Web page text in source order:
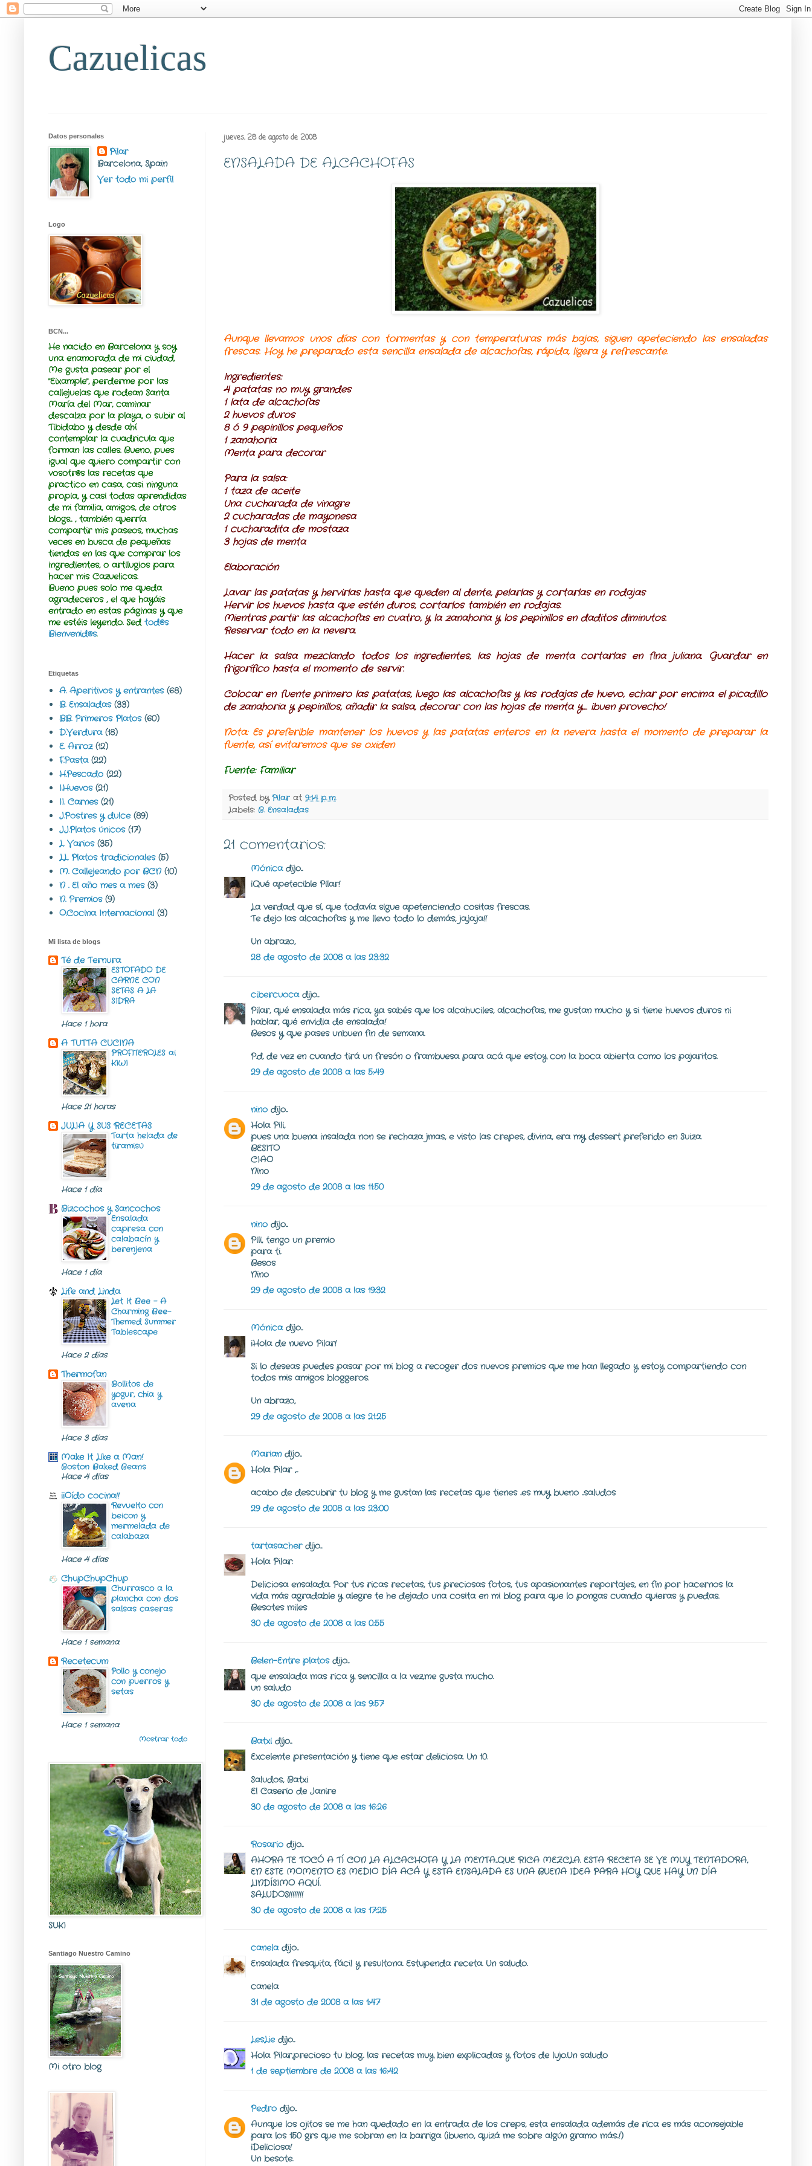
Cazuelicas
jueves, 28 de agosto de 2008
ENSALADA DE ALCACHOFAS
Aunque llevamos unos días con tormentas y con temperaturas más bajas, siguen apeteciendo las ensaladas
frescas. Hoy he preparado esta sencilla ensalada de alcachofas, rápida, ligera y refrescante.
Ingredientes:
4 patatas no muy grandes
1 lata de alcachofas
2 huevos duros
8 ó 9 pepinillos pequeños
1 zanahoria
Menta para decorar
Para la salsa:
1 taza de aceite
Una cucharada de vinagre
2 cucharadas de mayonesa
1 cucharadita de mostaza
3 hojas de menta
Elaboración
Lavar las patatas y hervirlas hasta que queden al dente, pelarlas y cortarlas en rodajas
Hervir los huevos hasta que estén duros, cortarlos también en rodajas.
Mientras partir las alcachofas en cuatro, y la zanahoria y los pepinillos en daditos diminutos.
Reservar todo en la nevera.
Hacer la salsa mezclando todos los ingredientes, las hojas de menta cortarlas en fina juliana. Guardar en
frigorífico hasta el momento de servir.
Colocar en fuente primero las patatas, luego las alcachofas y las rodajas de huevo, echar por encima el picadillo
de zanahoria y pepinillos, añadir la salsa, decorar con las hojas de menta y…. ¡buen provecho!
Nota:Es preferible mantener los huevos y las patatas enteros en la nevera hasta el momento de preparar la
fuente, así evitaremos que se oxiden
Fuente:Familiar
Posted byPilar at 9:14 p. m.
Labels: B. Ensaladas
21 comentarios:
Mónicadijo...
¡Qué apetecible Pilar!
La verdad que sí, que todavía sigue apetenciendo cositas frescas.
Te dejo las alcachofas y me llevo todo lo demás, ja,ja,ja!!
Un abrazo,
28 de agosto de 2008 a las 23:32
cibercuocadijo...
Pilar, qué ensalada más rica, ya sabés que los alcahuciles, alcachofas, me gustan mucho y si tiene huevos duros ni
hablar, qué envidia de ensalada!
Besos y que pases unbuen fin de semana.
P.d. de vez en cuando tirá un fresón o frambuesa para acá que estoy con la boca abierta como los pajaritos.
29 de agosto de 2008 a las 5:49
nino dijo...
Hola Pili,
pues una buena insalada non se rechaza jmas, e visto las crepes, divina, era my dessert preferido en Suiza.
BESITO
CIAO
Nino
29 de agosto de 2008 a las 11:50
nino dijo...
Pili, tengo un premio
para ti.
Besos
Nino
29 de agosto de 2008 a las 19:32
Mónicadijo...
¡Hola de nuevo Pilar!
Si lo deseas puedes pasar por mi blog a recoger dos nuevos premios que me han llegado y estoy compartiendo con
todos mis amigos bloggeros.
Un abrazo,
29 de agosto de 2008 a las 21:25
Mariandijo...
Hola Pilar ,...
acabo de descubrir tu blog y me gustan las recetas que tienes ..es muy bueno ...saludos
29 de agosto de 2008 a las 23:00
tartasacherdijo...
Hola Pilar:
Deliciosa ensalada. Por tus ricas recetas, tus preciosas fotos, tus apasionantes reportajes, en fin por hacernos la
vida más agradable y alegre te he dejado una cosita en mi blog para que lo pongas cuando quieras y puedas.
Besotes miles
30 de agosto de 2008 a las 0:55
Belen-Entre platosdijo...
que ensalada mas rica y sencilla a la vez,me gusta mucho.
un saludo
30 de agosto de 2008 a las 9:57
Batxi dijo...
Excelente presentación y tiene que estar deliciosa. Un 10.
Saludos, Batxi
El Caserio de Janire
30 de agosto de 2008 a las 16:26
Rosario dijo...
AHORA TE TOCÓ A TÍ CON LA ALCACHOFA Y LA MENTA...QUE RICA MEZCLA. ESTA RECETA SE VE MUY TENTADORA,
EN ESTE MOMENTO ES MEDIO DÍA ACÁ Y ESTA ENSALADA ES UNA BUENA IDEA PARA HOY QUE HAY UN DÍA
LINDÍSIMO AQUÍ.
SALUDOS!!!!!!!!
30 de agosto de 2008 a las 17:25
caneladijo...
Ensalada fresquita, fácil y resultona. Estupenda receta. Un saludo.
canela
31 de agosto de 2008 a las 1:47
LesLiedijo...
Hola Pilar,precioso tu blog.. las recetas muy bien explicadas y fotos de lujo.Un saludo
1 de septiembre de 2008 a las 16:42
Pedro dijo...
Aunque los ojitos se me han quedado en la entrada de los creps, esta ensalada además de rica es más aconsejable
para los 150 grs que me sobran en la barriga (¡bueno, quizá me sobre algún gramo más...!)
¡Deliciosa!
Un besote.
Datos personales
Pilar
Barcelona, Spain
Ver todo mi perfil
Logo
BCN...
He nacido en Barcelona y soy
una enamorada de mi ciudad.
Me gusta pasear por el
"Eixample", perderme por las
callejuelas que rodean Santa
María del Mar, caminar
descalza por la playa, o subir al
Tibidabo y desde ahí
contemplar la cuadricula que
forman las calles. Bueno, pues
igual que quiero compartir con
vosotr@slas recetas que
practico en casa, casi ninguna
propia, y casi todas aprendidas
de mi familia, amigos, de otros
blogs... , también querría
compartir mis paseos, muchas
veces en busca de pequeñas
tiendas en las que comprar los
ingredientes, o artilugios para
hacer mis Cazuelicas.
Bueno pues solo me queda
agradeceros , el que hayáis
entrado en estas páginas y que
me estéis leyendo. Sed tod@s
Bienvenid@s.
Etiquetas
A. Aperitivos y entrantes (68)
B. Ensaladas (33)
BB. Primeros Platos (60)
D.Verdura (18)
E. Arroz (12)
F.Pasta (22)
H.Pescado (22)
I.Huevos (21)
II. Carnes (21)
J.Postres y dulce (89)
JJ.Platos únicos (17)
L. Varios (35)
LL. Platos tradicionales (5)
M. Callejeando por BCN (10)
N . El año mes a mes (3)
N. Premios (9)
O.Cocina Internacional (3)
Mi lista de blogs
Té de Ternura
ESTOFADO DE
CARNE CON
SETAS A LA
SIDRA
Hace 1 hora
A TUTTA CUCINA
PROFITEROLES ai
KIWI
Hace 21 horas
JULIA Y SUS RECETAS
Tarta helada de
tiramisú
Hace 1 día
Bizcochos y Sancochos
Ensalada
capresa con
calabacín y
berenjena
Hace 1 día
Life and Linda
Let It Bee – A
Charming Bee-
Themed Summer
Tablescape
Hace 2 días
Thermofan
Bollitos de
yogur, chia y
avena
Hace 3 días
Make It Like a Man!
Boston Baked Beans
Hace 4 días
¡¡Oído cocina!!
Revuelto con
beicon y
mermelada de
calabaza
Hace 4 días
ChupChupChup
Churrasco a la
plancha con dos
salsas caseras
Hace 1 semana
Recetecum
Pollo y conejo
con puerros y
setas
Hace 1 semana
Mostrar todo
SUKI
Santiago Nuestro Camino
Mi otro blog